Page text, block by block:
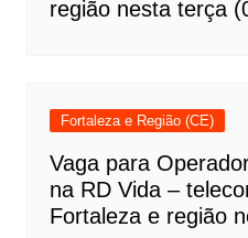
região nesta terça
Fortaleza e Região (CE)
Vaga para
na RD Vida –
Fortaleza e região